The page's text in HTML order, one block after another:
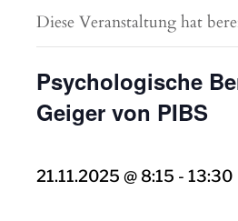
Diese Veranstaltung hat
Psychologische
Geiger von PIBS
21.11.2025 @ 8:15 - 13:30